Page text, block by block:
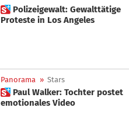
 Polizeigewalt: Gewalttätige
Proteste in Los Angeles
Panorama » Stars
 Paul Walker: Tochter postet
emotionales Video